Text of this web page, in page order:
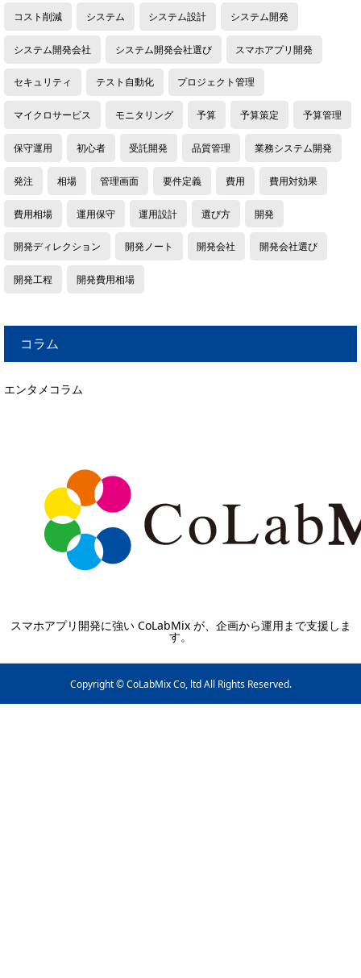
コスト削減 システム システム設計 システム開発
システム開発会社 システム開発会社選び スマホアプリ開発
セキュリティ テスト自動化 プロジェクト管理
マイクロサービス モニタリング 予算 予算策定 予算管理
保守運用 初心者 受託開発 品質管理 業務システム開発
発注 相場 管理画面 要件定義 費用 費用対効果
費用相場 運用保守 運用設計 選び方 開発
開発ディレクション 開発ノート 開発会社 開発会社選び
開発工程 開発費用相場
コラム
エンタメコラム
スマホアプリ開発に強い CoLabMix が、企画から運用まで支援しま
す。
Copyright © CoLabMix Co, ltd All Rights Reserved.